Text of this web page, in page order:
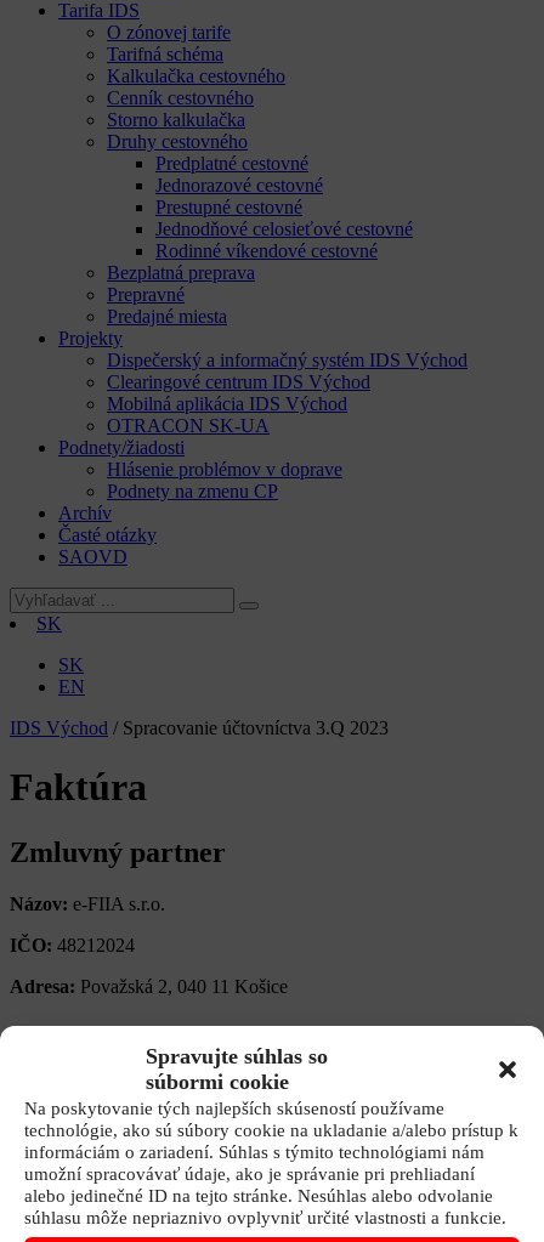
Spravujte súhlas so
súbormi cookie
Na poskytovanie tých najlepších skúseností používame
technológie, ako sú súbory cookie na ukladanie a/alebo prístup k
informáciám o zariadení. Súhlas s týmito technológiami nám
umožní spracovávať údaje, ako je správanie pri prehliadaní
alebo jedinečné ID na tejto stránke. Nesúhlas alebo odvolanie
súhlasu môže nepriaznivo ovplyvniť určité vlastnosti a funkcie.
Tarifa IDS
O zónovej tarife
Tarifná schéma
Kalkulačka cestovného
Cenník cestovného
Storno kalkulačka
Druhy cestovného
Predplatné cestovné
Jednorazové cestovné
Prestupné cestovné
Jednodňové celosieťové cestovné
Rodinné víkendové cestovné
Bezplatná preprava
Prepravné
Predajné miesta
Projekty
Dispečerský a informačný systém IDS Východ
Clearingové centrum IDS Východ
Mobilná aplikácia IDS Východ
OTRACON SK-UA
Podnety/žiadosti
Hlásenie problémov v doprave
Podnety na zmenu CP
Archív
Časté otázky
SAOVD
SK
SK
EN
IDS Východ / Spracovanie účtovníctva 3.Q 2023
Faktúra
Zmluvný partner
Názov: e-FIIA s.r.o.
IČO: 48212024
Adresa: Považská 2, 040 11 Košice
Informácie o faktúre
230651
Predmet:Spracovanie účtovníctva 3.Q 2023
Dátum dodania:30. 09. 2023
Celková hodnota:300 EUR